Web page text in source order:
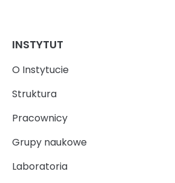
INSTYTUT
O Instytucie
Struktura
Pracownicy
Grupy naukowe
Laboratoria